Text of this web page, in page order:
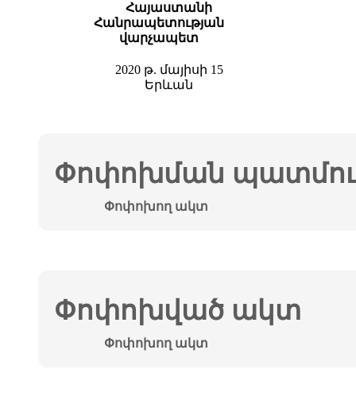
Հայաստանի
Հանրապետության
վարչապետ
2020 թ. մայիսի 15
Երևան
Փոփոխման
Փոփոխող ակտ
Փոփոխված ակտ
Փոփոխող ակտ